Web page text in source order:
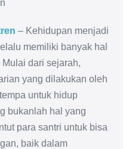
– Kehidupan menjadi
memiliki banyak hal
dari sejarah,
yang dilakukan oleh
untuk hidup
bukanlah hal yang
para santri untuk bisa
baik dalam